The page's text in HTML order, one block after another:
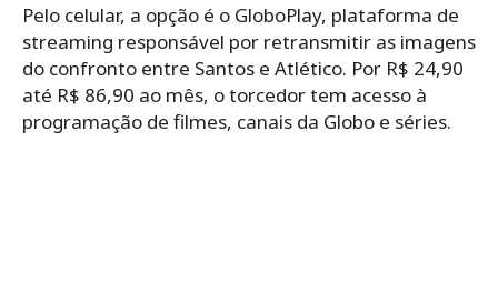
Pelo celular, a opção é o GloboPlay, plataforma de
streaming responsável por retransmitir as imagens
do confronto entre Santos e Atlético. Por R$ 24,90
até R$ 86,90 ao mês, o torcedor tem acesso à
programação de filmes, canais da Globo e séries.